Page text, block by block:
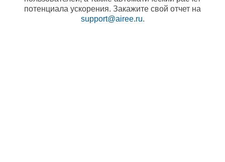
потенциала ускорения. Закажите свой отчет на
support@airee.ru.